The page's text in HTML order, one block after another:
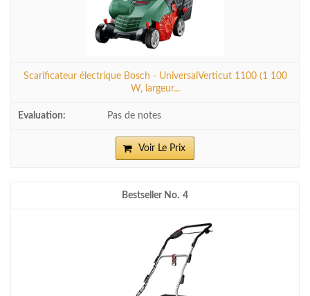
Scarificateur électrique Bosch - UniversalVerticut 1100 (1 100
W, largeur...
Pas de notes
Voir Le Prix
4